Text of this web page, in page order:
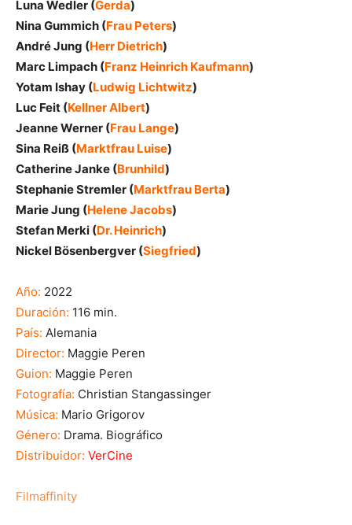
Luna Wedler (Gerda)
Nina Gummich (Frau Peters)
André Jung (Herr Dietrich)
Marc Limpach (Franz Heinrich Kaufmann)
Yotam Ishay (Ludwig Lichtwitz)
Luc Feit (Kellner Albert)
Jeanne Werner (Frau Lange)
Sina Reiß (Marktfrau Luise)
Catherine Janke (Brunhild)
Stephanie Stremler (Marktfrau Berta)
Marie Jung (Helene Jacobs)
Stefan Merki (Dr. Heinrich)
Nickel Bösenbergver (Siegfried)
Año: 2022
Duración: 116 min.
País: Alemania
Director: Maggie Peren
Guion: Maggie Peren
Fotografía: Christian Stangassinger
Música: Mario Grigorov
Género: Drama. Biográfico
Distribuidor: VerCine
Filmaffinity